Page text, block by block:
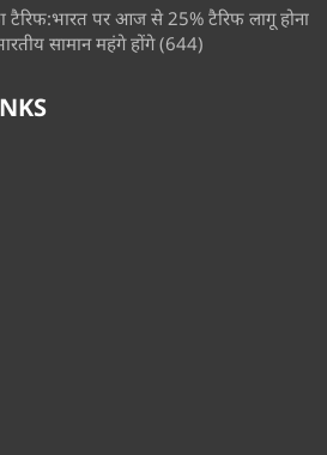
टैरिफ:भारत पर आज से 25% टैरिफ लागू होना
सामान महंगे होंगे (644)